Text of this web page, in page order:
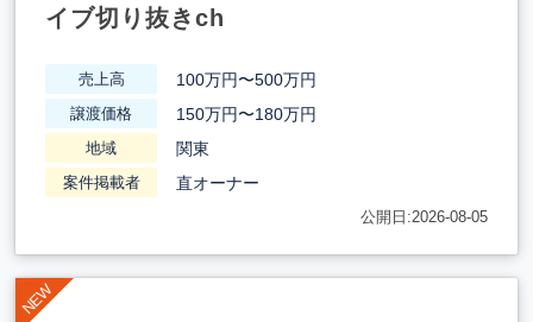
イブ切り抜きch
売上高 100万円〜500万円
譲渡価格 150万円〜180万円
地域 関東
案件掲載者 直オーナー
公開日:2026-08-05